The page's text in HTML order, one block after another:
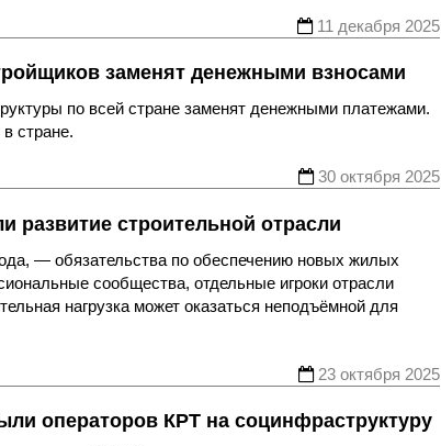
11 декабря 2025
заменят денежными взносами
по всей стране заменят денежными платежами.
стране.
30 октября 2025
строительной отрасли
— обязательства по обеспечению новых жилых
сообщества, отдельные игроки отрасли
нагрузка может оказаться неподъёмной для
23 октября 2025
операторов КРТ на социнфраструктуру